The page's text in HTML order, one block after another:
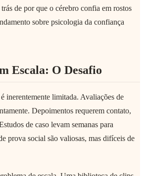
de por que o cérebro confia em rostos
sobre psicologia da confiança
Escala: O Desafio
inerentemente limitada. Avaliações de
Depoimentos requerem contato,
de caso levam semanas para
prova social são valiosas, mas difíceis de